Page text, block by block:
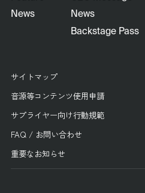
News
News
Backstage Pass
サイトマップ
音源等コンテンツ使用申請
サプライヤー向け行動規範
FAQ / お問い合わせ
重要なお知らせ